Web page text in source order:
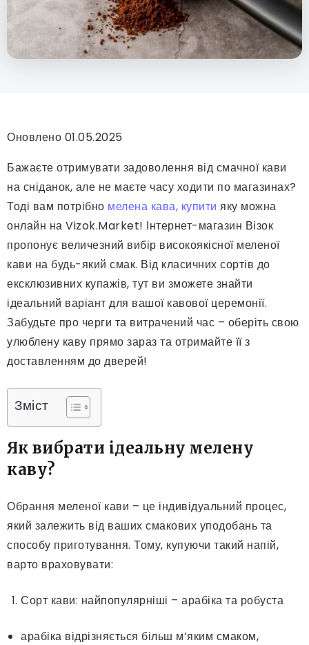
Оновлено 01.05.2025
Бажаєте отримувати задоволення від смачної кави
на сніданок, але не маєте часу ходити по магазинах?
Тоді вам потрібно мелена кава, купити яку можна
онлайн на Vizok.Market! Інтернет-магазин Візок
пропонує величезний вибір високоякісної меленої
кави на будь-який смак. Від класичних сортів до
ексклюзивних купажів, тут ви зможете знайти
ідеальний варіант для вашої кавової церемонії.
Забудьте про черги та витрачений час – оберіть свою
улюблену каву прямо зараз та отримайте її з
доставленням до дверей!
Зміст
Як вибрати ідеальну мелену
каву?
Обрання меленої кави – це індивідуальний процес,
який залежить від ваших смакових уподобань та
способу приготування. Тому, купуючи такий напій,
варто враховувати:
Сорт кави: найпопулярніші – арабіка та робуста
арабіка відрізняється більш м’яким смаком,